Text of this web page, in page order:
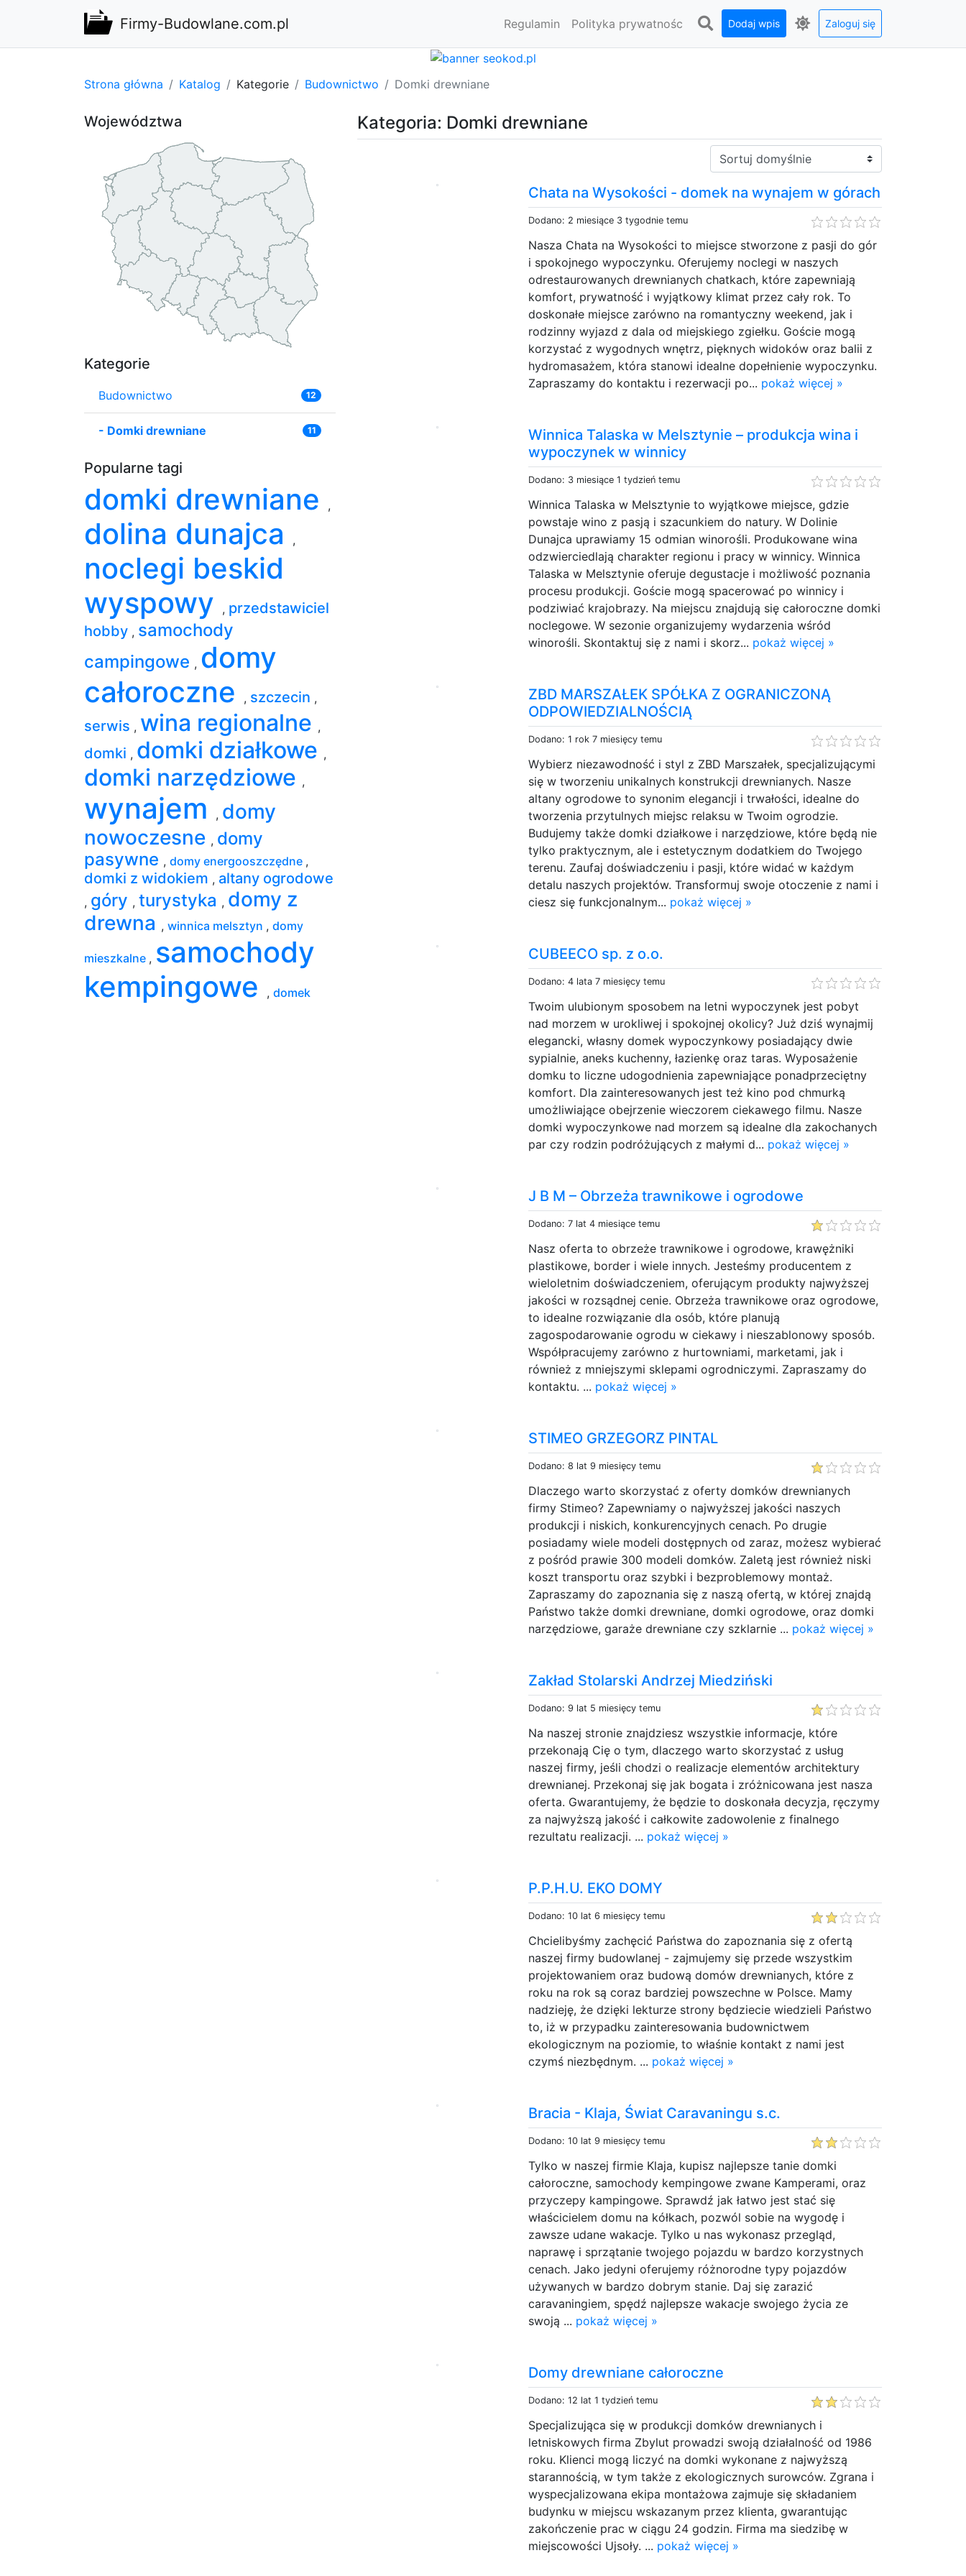
Firmy-Budowlane.com.pl Regulamin Polityka prywatnośc Dodaj wpis Zaloguj się
Strona główna Katalog Kategorie Budownictwo Domki drewniane
Kategoria: Domki drewniane
Sortuj:
Chata na Wysokości - domek na wynajem w górach
Dodano: 2 miesiące 3 tygodnie temu
Nasza Chata na Wysokości to miejsce stworzone z pasji do gór
i spokojnego wypoczynku. Oferujemy noclegi w naszych
odrestaurowanych drewnianych chatkach, które zapewniają
komfort, prywatność i wyjątkowy klimat przez cały rok. To
doskonałe miejsce zarówno na romantyczny weekend, jak i
rodzinny wyjazd z dala od miejskiego zgiełku. Goście mogą
korzystać z wygodnych wnętrz, pięknych widoków oraz balii z
hydromasażem, która stanowi idealne dopełnienie wypoczynku.
Zapraszamy do kontaktu i rezerwacji po... pokaż więcej »
Winnica Talaska w Melsztynie – produkcja wina i
wypoczynek w winnicy
Dodano: 3 miesiące 1 tydzień temu
Winnica Talaska w Melsztynie to wyjątkowe miejsce, gdzie
powstaje wino z pasją i szacunkiem do natury. W Dolinie
Dunajca uprawiamy 15 odmian winorośli. Produkowane wina
odzwierciedlają charakter regionu i pracy w winnicy. Winnica
Talaska w Melsztynie oferuje degustacje i możliwość poznania
procesu produkcji. Goście mogą spacerować po winnicy i
podziwiać krajobrazy. Na miejscu znajdują się całoroczne domki
noclegowe. W sezonie organizujemy wydarzenia wśród
winorośli. Skontaktuj się z nami i skorz... pokaż więcej »
ZBD MARSZAŁEK SPÓŁKA Z OGRANICZONĄ
ODPOWIEDZIALNOŚCIĄ
Dodano: 1 rok 7 miesięcy temu
Wybierz niezawodność i styl z ZBD Marszałek, specjalizującymi
się w tworzeniu unikalnych konstrukcji drewnianych. Nasze
altany ogrodowe to synonim elegancji i trwałości, idealne do
tworzenia przytulnych miejsc relaksu w Twoim ogrodzie.
Budujemy także domki działkowe i narzędziowe, które będą nie
tylko praktycznym, ale i estetycznym dodatkiem do Twojego
terenu. Zaufaj doświadczeniu i pasji, które widać w każdym
detalu naszych projektów. Transformuj swoje otoczenie z nami i
ciesz się funkcjonalnym... pokaż więcej »
CUBEECO sp. z o.o.
Dodano: 4 lata 7 miesięcy temu
Twoim ulubionym sposobem na letni wypoczynek jest pobyt
nad morzem w urokliwej i spokojnej okolicy? Już dziś wynajmij
elegancki, własny domek wypoczynkowy posiadający dwie
sypialnie, aneks kuchenny, łazienkę oraz taras. Wyposażenie
domku to liczne udogodnienia zapewniające ponadprzeciętny
komfort. Dla zainteresowanych jest też kino pod chmurką
umożliwiające obejrzenie wieczorem ciekawego filmu. Nasze
domki wypoczynkowe nad morzem są idealne dla zakochanych
par czy rodzin podróżujących z małymi d... pokaż więcej »
J B M – Obrzeża trawnikowe i ogrodowe
Dodano: 7 lat 4 miesiące temu
Nasz oferta to obrzeże trawnikowe i ogrodowe, krawężniki
plastikowe, border i wiele innych. Jesteśmy producentem z
wieloletnim doświadczeniem, oferującym produkty najwyższej
jakości w rozsądnej cenie. Obrzeża trawnikowe oraz ogrodowe,
to idealne rozwiązanie dla osób, które planują
zagospodarowanie ogrodu w ciekawy i nieszablonowy sposób.
Współpracujemy zarówno z hurtowniami, marketami, jak i
również z mniejszymi sklepami ogrodniczymi. Zapraszamy do
kontaktu. ... pokaż więcej »
STIMEO GRZEGORZ PINTAL
Dodano: 8 lat 9 miesięcy temu
Dlaczego warto skorzystać z oferty domków drewnianych
firmy Stimeo? Zapewniamy o najwyższej jakości naszych
produkcji i niskich, konkurencyjnych cenach. Po drugie
posiadamy wiele modeli dostępnych od zaraz, możesz wybierać
z pośród prawie 300 modeli domków. Zaletą jest również niski
koszt transportu oraz szybki i bezproblemowy montaż.
Zapraszamy do zapoznania się z naszą ofertą, w której znajdą
Państwo także domki drewniane, domki ogrodowe, oraz domki
narzędziowe, garaże drewniane czy szklarnie ... pokaż więcej »
Zakład Stolarski Andrzej Miedziński
Dodano: 9 lat 5 miesięcy temu
Na naszej stronie znajdziesz wszystkie informacje, które
przekonają Cię o tym, dlaczego warto skorzystać z usług
naszej firmy, jeśli chodzi o realizacje elementów architektury
drewnianej. Przekonaj się jak bogata i zróżnicowana jest nasza
oferta. Gwarantujemy, że będzie to doskonała decyzja, ręczymy
za najwyższą jakość i całkowite zadowolenie z finalnego
rezultatu realizacji. ... pokaż więcej »
P.P.H.U. EKO DOMY
Dodano: 10 lat 6 miesięcy temu
Chcielibyśmy zachęcić Państwa do zapoznania się z ofertą
naszej firmy budowlanej - zajmujemy się przede wszystkim
projektowaniem oraz budową domów drewnianych, które z
roku na rok są coraz bardziej powszechne w Polsce. Mamy
nadzieję, że dzięki lekturze strony będziecie wiedzieli Państwo
to, iż w przypadku zainteresowania budownictwem
ekologicznym na poziomie, to właśnie kontakt z nami jest
czymś niezbędnym. ... pokaż więcej »
Bracia - Klaja, Świat Caravaningu s.c.
Dodano: 10 lat 9 miesięcy temu
Tylko w naszej firmie Klaja, kupisz najlepsze tanie domki
całoroczne, samochody kempingowe zwane Kamperami, oraz
przyczepy kampingowe. Sprawdź jak łatwo jest stać się
właścicielem domu na kółkach, pozwól sobie na wygodę i
zawsze udane wakacje. Tylko u nas wykonasz przegląd,
naprawę i sprzątanie twojego pojazdu w bardzo korzystnych
cenach. Jako jedyni oferujemy różnorodne typy pojazdów
używanych w bardzo dobrym stanie. Daj się zarazić
caravaningiem, spędź najlepsze wakacje swojego życia ze
swoją ... pokaż więcej »
Domy drewniane całoroczne
Dodano: 12 lat 1 tydzień temu
Specjalizująca się w produkcji domków drewnianych i
letniskowych firma Zbylut prowadzi swoją działalność od 1986
roku. Klienci mogą liczyć na domki wykonane z najwyższą
starannością, w tym także z ekologicznych surowców. Zgrana i
wyspecjalizowana ekipa montażowa zajmuje się składaniem
budynku w miejscu wskazanym przez klienta, gwarantując
zakończenie prac w ciągu 24 godzin. Firma ma siedzibę w
miejscowości Ujsoły. ... pokaż więcej »
Województwa
Kategorie
Budownictwo 12
- Domki drewniane 11
Popularne tagi
domki drewniane ,
dolina dunajca ,
noclegi beskid
wyspowy
, przedstawiciel
hobby , samochody
campingowe , domy
całoroczne
, szczecin ,
serwis , wina regionalne ,
domki , domki działkowe ,
domki narzędziowe ,
wynajem , domy
nowoczesne , domy
pasywne , domy energooszczędne ,
domki z widokiem , altany ogrodowe
, góry , turystyka , domy z
drewna , winnica melsztyn , domy
mieszkalne , samochody
kempingowe
, domek